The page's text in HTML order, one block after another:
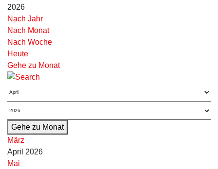
2026
Nach Jahr
Nach Monat
Nach Woche
Heute
Gehe zu Monat
Gehe zu Monat
März
April 2026
Mai